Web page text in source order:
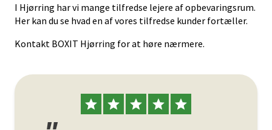
I Hjørring har vi mange tilfredse lejere af opbevaringsrum.
Her kan du se hvad en af vores tilfredse kunder fortæller.
Kontakt BOXIT Hjørring for at høre nærmere.